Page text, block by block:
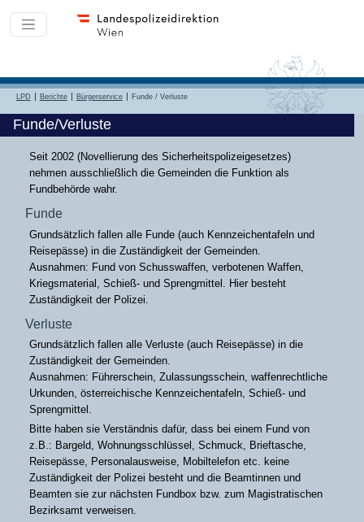
LPD Berichte Bürgerservice Funde / Verluste
Funde/Verluste
Seit 2002 (Novellierung des Sicherheitspolizeigesetzes)
nehmen ausschließlich die Gemeinden die Funktion als
Fundbehörde wahr.
Funde
Grundsätzlich fallen alle Funde (auch Kennzeichentafeln und
Reisepässe) in die Zuständigkeit der Gemeinden.
Ausnahmen: Fund von Schusswaffen, verbotenen Waffen,
Kriegsmaterial, Schieß- und Sprengmittel. Hier besteht
Zuständigkeit der Polizei.
Verluste
Grundsätzlich fallen alle Verluste (auch Reisepässe) in die
Zuständigkeit der Gemeinden.
Ausnahmen: Führerschein, Zulassungsschein, waffenrechtliche
Urkunden, österreichische Kennzeichentafeln, Schieß- und
Sprengmittel.
Bitte haben sie Verständnis dafür, dass bei einem Fund von
z.B.: Bargeld, Wohnungsschlüssel, Schmuck, Brieftasche,
Reisepässe, Personalausweise, Mobiltelefon etc. keine
Zuständigkeit der Polizei besteht und die Beamtinnen und
Beamten sie zur nächsten Fundbox bzw. zum Magistratischen
Bezirksamt verweisen.